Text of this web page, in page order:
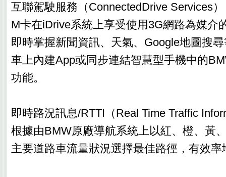
互聯駕駛服務（ConnectedDrive Services
M卡在iDrive系統上享受使用3G網路為媒介
即時掌握新聞資訊、天氣、Google地圖搜
車上內建App或同步連結智慧型手機中的
功能。
即時路況訊息/RTTI（Real Time Traffic
根據由BMW原廠導航系統上以紅、橙、黃
主要道路車流量狀況選擇最佳路徑，有效